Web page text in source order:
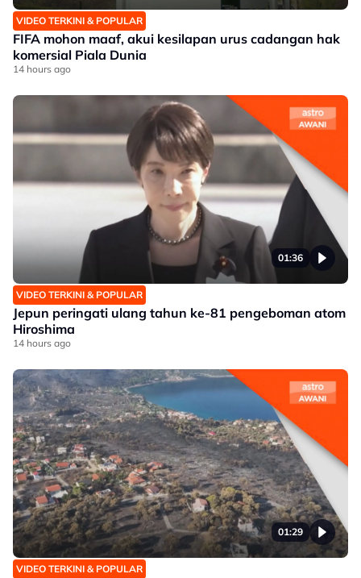
VIDEO TERKINI & POPULAR
FIFA mohon maaf, akui kesilapan urus cadangan hak
komersial Piala Dunia
14 hours ago
01:36
VIDEO TERKINI & POPULAR
Jepun peringati ulang tahun ke-81 pengeboman atom
Hiroshima
14 hours ago
01:29
VIDEO TERKINI & POPULAR